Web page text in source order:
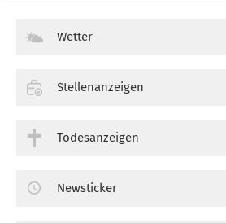
Wetter
Stellenanzeigen
Todesanzeigen
Newsticker